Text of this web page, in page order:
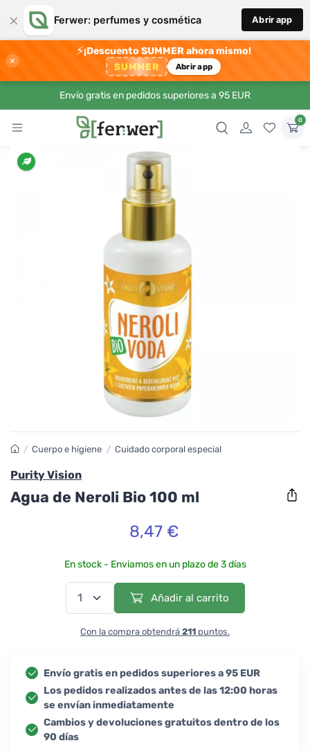
× Ferwer: perfumes y cosmética Abrir app
×
⚡¡Descuento SUMMER ahora mismo!
SUMMER Abrir app
Envío gratis en pedidos superiores a 95 EUR
0
/ Cuerpo e higiene / Cuidado corporal especial
Purity Vision
Agua de Neroli Bio 100 ml
8,47 €
En stock - Enviamos en un plazo de 3 días
Añadir al carrito
Con la compra obtendrá 211 puntos.
Envío gratis en pedidos superiores a 95 EUR
Los pedidos realizados antes de las 12:00 horas
se envían inmediatamente
Cambios y devoluciones gratuitos dentro de los
90 días